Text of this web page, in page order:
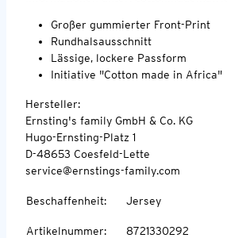
Großer gummierter Front-Print
Rundhalsausschnitt
Lässige, lockere Passform
Initiative "Cotton made in Africa"
Hersteller:
Ernsting's family GmbH & Co. KG
Hugo-Ernsting-Platz 1
D-48653 Coesfeld-Lette
service@ernstings-family.com
Beschaffenheit: Jersey
Artikelnummer: 8721330292